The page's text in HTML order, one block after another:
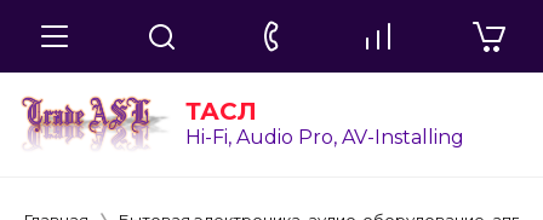
ТАСЛ
Hi-Fi, Audio Pro, AV-Installing